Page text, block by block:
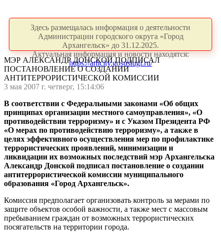
Здесь размещалась информация о деятельности
Администрации городского округа «Город
Архангельск» до 31.12.2025.
Актуальная информация и новости находятся:
https://arhcity.gosuslugi.ru/
МЭР АЛЕКСАНДР ДОНСКОЙ ПОДПИСАЛ
ПОСТАНОВЛЕНИЕ О СОЗДАНИИ
АНТИТЕРРОРИСТИЧЕСКОЙ КОМИССИИ
3 мая 2007 г. четверг, 15:14:06
В соответствии с Федеральными законами «Об общих
принципах организации местного самоуправления», «О
противодействии терроризму» и с Указом Президента РФ
«О мерах по противодействию терроризму», а также в
целях эффективного осуществления мер по профилактике
террористических проявлений, минимизации и
ликвидации их возможных последствий мэр Архангельска
Александр Донской подписал постановление о создании
антитеррористической комиссии муниципального
образования «Город Архангельск».
Комиссия предполагает организовать контроль за мерами по
защите объектов особой важности, а также мест с массовым
пребыванием граждан от возможных террористических
посягательств на территории города.